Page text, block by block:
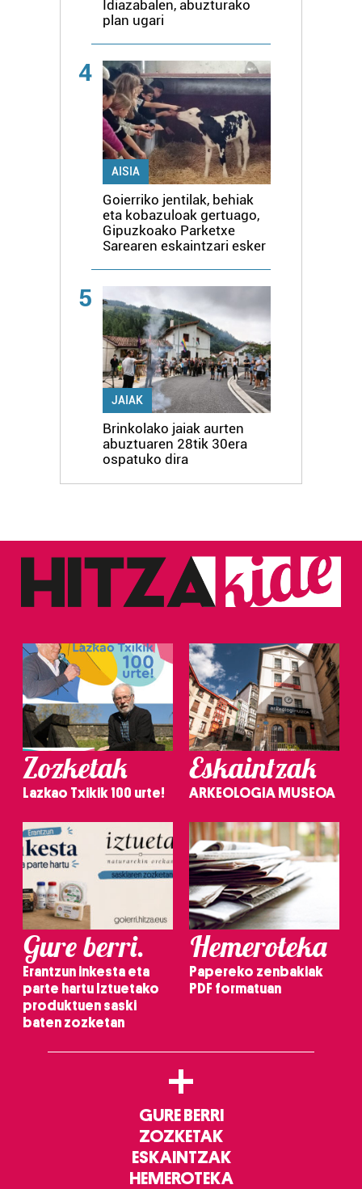
Idiazabalen, abuzturako
plan ugari
4
AISIA
Goierriko jentilak, behiak
eta kobazuloak gertuago,
Gipuzkoako Parketxe
Sarearen eskaintzari esker
5
JAIAK
Brinkolako jaiak aurten
abuztuaren 28tik 30era
ospatuko dira
Zozketak
Lazkao Txikik 100 urte!
Eskaintzak
ARKEOLOGIA MUSEOA
Gure berri.
Erantzun inkesta eta
parte hartu Iztuetako
produktuen saski
baten zozketan
Hemeroteka
Papereko zenbakiak
PDF formatuan
+
GURE BERRI
ZOZKETAK
ESKAINTZAK
HEMEROTEKA